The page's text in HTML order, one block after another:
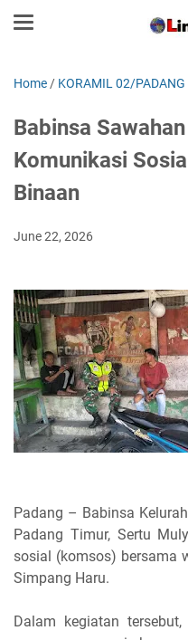
Home / KORAMIL 02/PADANG
Babinsa
Komunikasi
Binaan
June 22, 2026
Padang – Babinsa
Padang Timur, Sertu
sosial (komsos) bersama
Simpang Haru.
Dalam kegiatan